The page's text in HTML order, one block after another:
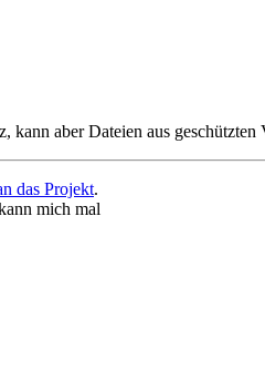
aber Dateien aus
das Projekt.
mich mal